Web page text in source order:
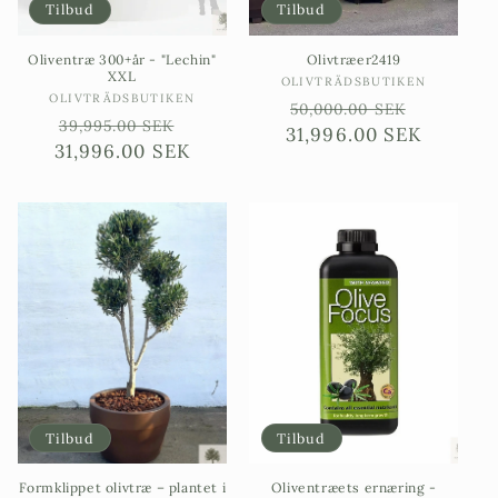
Tilbud
Oliventræ 300+år - "Lechin"
XXL
Sælgere:
OLIVTRÄDSBUTIKEN
Ordinarie
pris
39,995.00 SEK
Försäljningspris
31,996.00 SEK
Tilbud
Olivtræer2419
Sælgere:
OLIVTRÄDSBUTIKEN
Ordinarie
pris
50,000.00 SEK
31,996.00 SEK
Tilbud
Formklippet olivtræ – plantet i
Tilbud
Oliventræets ernæring -